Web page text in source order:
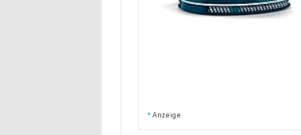
* Anzeige